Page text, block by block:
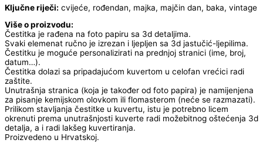
Ključne riječi: cvijeće, rođendan, majka, majčin dan, baka, vintage
Više o proizvodu:
Čestitka je rađena na foto papiru sa 3d detaljima.
Svaki elemenat ručno je izrezan i ljepljen sa 3d jastučić-ljepilima.
Čestitku je moguće personalizirati na prednjoj stranici (ime, broj,
datum…).
Čestitka dolazi sa pripadajućom kuvertom u celofan vrećici radi
zaštite.
Unutrašnja stranica (koja je također od foto papira) je namijenjena
za pisanje kemijskom olovkom ili flomasterom (neće se razmazati).
Prilikom stavljanja čestitke u kuvertu, istu je potrebno licem
okrenuti prema unutrašnjosti kuverte radi možebitnog oštećenja 3d
detalja, a i radi lakšeg kuvertiranja.
Proizvedeno u Hrvatskoj.